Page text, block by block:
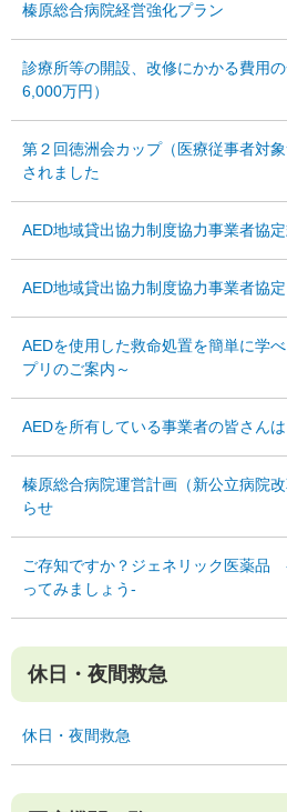
榛原総合病院経営強化プラン
診療所等の開設、改修にかかる費用
6,000万円）
第２回徳洲会カップ（医療従事者対
されました
AED地域貸出協力制度協力事業者協
AED地域貸出協力制度協力事業者協
AEDを使用した救命処置を簡単に学
プリのご案内～
AEDを所有している事業者の皆さん
榛原総合病院運営計画（新公立病院
らせ
ご存知ですか？ジェネリック医薬品
ってみましょう‐
休日・夜間救急
休日・夜間救急